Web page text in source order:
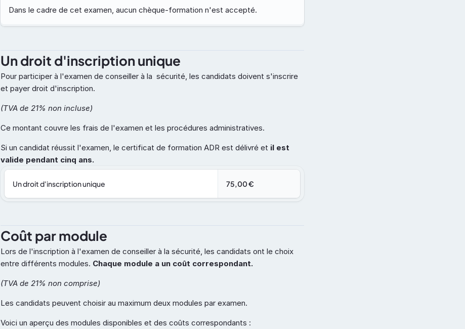
Dans le cadre de cet examen, aucun chèque-formation n'est accepté.
Un droit d'inscription unique
Pour participer à l'examen de conseiller à la  sécurité, les candidats doivent s'inscrire
et payer droit d'inscription.
(TVA de 21% non incluse)
Ce montant couvre les frais de l'examen et les procédures administratives.
Si un candidat réussit l'examen, le certificat de formation ADR est délivré et il est
valide pendant cinq ans.
Un droit d'inscription unique 75,00 €
Coût par module
Lors de l'inscription à l'examen de conseiller à la sécurité, les candidats ont le choix
entre différents modules. Chaque module a un coût correspondant.
(TVA de 21% non comprise)
Les candidats peuvent choisir au maximum deux modules par examen.
Voici un aperçu des modules disponibles et des coûts correspondants :